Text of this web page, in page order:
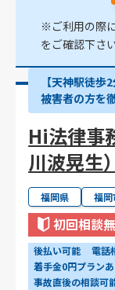
※ご利用の際
をご確認下さ
【天神駅徒
被害者の方を
Hi法律事
川波晃生）
福岡県 福岡
初回相談
後払い可能 電話
着手金0円プランあ
事故直後の相談可